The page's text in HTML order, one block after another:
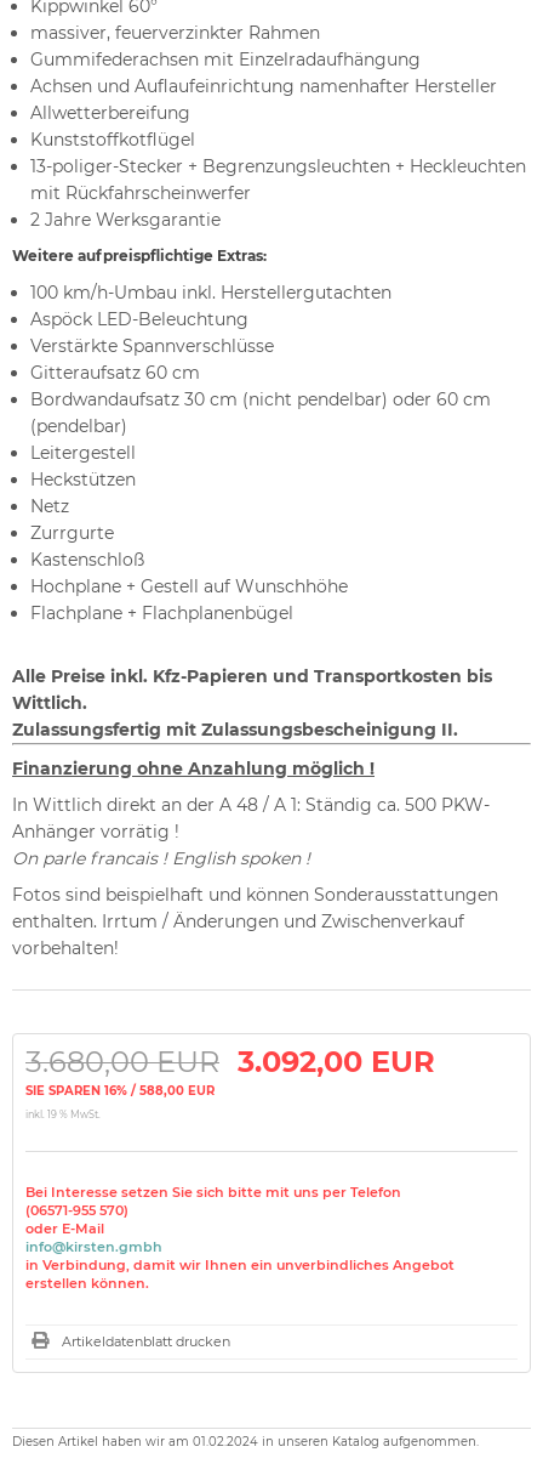
Kippwinkel 60°
massiver, feuerverzinkter Rahmen
Gummifederachsen mit Einzelradaufhängung
Achsen und Auflaufeinrichtung namenhafter Hersteller
Allwetterbereifung
Kunststoffkotflügel
13-poliger-Stecker + Begrenzungsleuchten + Heckleuchten
mit Rückfahrscheinwerfer
2 Jahre Werksgarantie
Weitere aufpreispflichtige Extras:
100 km/h-Umbau inkl. Herstellergutachten
Aspöck LED-Beleuchtung
Verstärkte Spannverschlüsse
Gitteraufsatz 60 cm
Bordwandaufsatz 30 cm (nicht pendelbar) oder 60 cm
(pendelbar)
Leitergestell
Heckstützen
Netz
Zurrgurte
Kastenschloß
Hochplane + Gestell auf Wunschhöhe
Flachplane + Flachplanenbügel
Alle Preise inkl. Kfz-Papieren und Transportkosten bis
Wittlich.
Zulassungsfertig mit Zulassungsbescheinigung II.
Finanzierung ohne Anzahlung möglich !
In Wittlich direkt an der A 48 / A 1: Ständig ca. 500 PKW-
Anhänger vorrätig !
On parle francais ! English spoken !
Fotos sind beispielhaft und können Sonderausstattungen
enthalten. Irrtum / Änderungen und Zwischenverkauf
vorbehalten!
3.680,00 EUR 3.092,00 EUR
SIE SPAREN 16% / 588,00 EUR
inkl. 19 % MwSt.
Bei Interesse setzen Sie sich bitte mit uns per Telefon
(06571-955 570)
oder E-Mail
info@kirsten.gmbh
in Verbindung, damit wir Ihnen ein unverbindliches Angebot
erstellen können.
Artikeldatenblatt drucken
Diesen Artikel haben wir am 01.02.2024 in unseren Katalog aufgenommen.